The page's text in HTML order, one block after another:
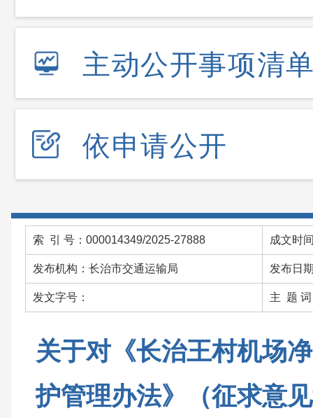
主动公开事项清
依申请公开
索 引 号：000014349/2025-27888 成文时
发布机构：长治市交通运输局 发布日
发文字号： 主 题 词
关于对《长治王村机场
护管理办法》（征求意